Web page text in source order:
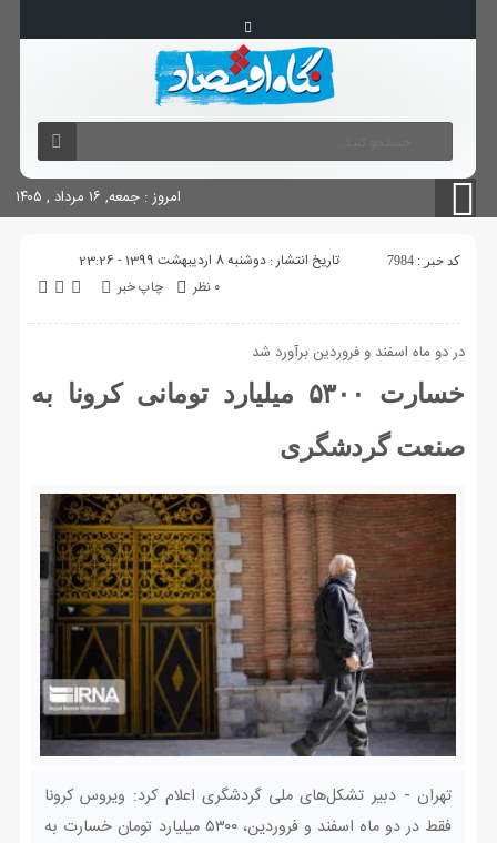
آگهی های دولتی چاپ
امروز : جمعه, ۱۶ مرداد , ۱۴۰۵
کد خبر : 7984
تاریخ انتشار : دوشنبه 8 اردیبهشت 1399 - 23:26
چاپ خبر
۰ نظر
در دو ماه اسفند و فروردین برآورد شد
خسارت ۵۳۰۰ میلیارد تومانی کرونا به
صنعت گردشگری
تهران - دبیر تشکل‌های ملی گردشگری اعلام کرد: ویروس کرونا
فقط در دو ماه اسفند و فروردین، ۵۳۰۰ میلیارد تومان خسارت به